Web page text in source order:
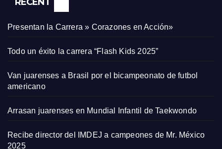
Presentan la Carrera » Corazones en Acción»
Todo un éxito la carrera “Flash Kids 2025”
Van juarenses a Brasil por el bicampeonato de futbol
americano
Arrasan juarenses en Mundial Infantil de Taekwondo
Recibe director del IMDEJ a campeones de Mr. México
2025